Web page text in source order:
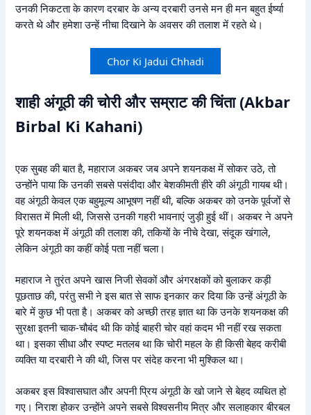
उनकी निकटता के कारण दरबार के अन्य दरबारी उनसे मन ही मन बहुत ईर्ष्या
करते थे और हमेशा उन्हें नीचा दिखाने के अवसर की तलाश में रहते थे।
Chor Ki Jadui Chhadi
शाही अंगूठी की चोरी और सम्राट की चिंता (Akbar
Birbal Ki Kahani)
एक सुबह की बात है, महाराज अकबर जब अपने शयनकक्ष में सोकर उठे, तो
उन्होंने पाया कि उनकी सबसे पसंदीदा और बेशकीमती हीरे की अंगूठी गायब थी।
वह अंगूठी केवल एक बहुमूल्य आभूषण नहीं थी, बल्कि अकबर को उनके पूर्वजों से
विरासत में मिली थी, जिससे उनकी गहरी भावनाएं जुड़ी हुई थीं। अकबर ने अपने
पूरे शयनकक्ष में अंगूठी की तलाश की, तकियों के नीचे देखा, संदूक खंगाले,
लेकिन अंगूठी का कहीं कोई पता नहीं चला।
महाराज ने तुरंत अपने खास निजी सेवकों और अंगरक्षकों को बुलाकर कड़ी
पूछताछ की, परंतु सभी ने इस बात से साफ इनकार कर दिया कि उन्हें अंगूठी के
बारे में कुछ भी पता है। अकबर को अच्छी तरह ज्ञात था कि उनके शयनकक्ष की
सुरक्षा इतनी चाक-चौबंद थी कि कोई बाहरी चोर वहां कदम भी नहीं रख सकता
था। इसका सीधा और स्पष्ट मतलब था कि चोरी महल के ही किसी बेहद करीबी
व्यक्ति या दरबारी ने की थी, जिस पर संदेह करना भी मुश्किल था।
अकबर इस विश्वासघात और अपनी प्रिय अंगूठी के खो जाने से बेहद व्यथित हो
गए। निराश होकर उन्होंने अपने सबसे विश्वसनीय मित्र और सलाहकार बीरबल